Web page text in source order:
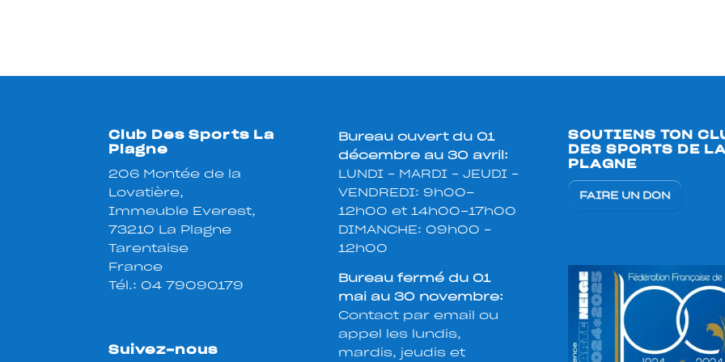
Club Des Sports La
Plagne
206 Montée de la
Lovatière,
Immeuble Everest,
73210 La Plagne
Tarentaise
France
Tél.: 04 79090179
Suivez-nous
Bureau ouvert du 01
décembre au 30 avril:
LUNDI – MARDI – JEUDI –
VENDREDI: 9h00-
12h00 et 14h00-17h00
DIMANCHE: 09h00 –
12h00
Bureau fermé du 01
mai au 30 novembre:
Contact par email ou
appel les lundis,
mardis, jeudis et
SOUTIENS TON
DES SPORTS DE
PLAGNE
FAIRE UN DON